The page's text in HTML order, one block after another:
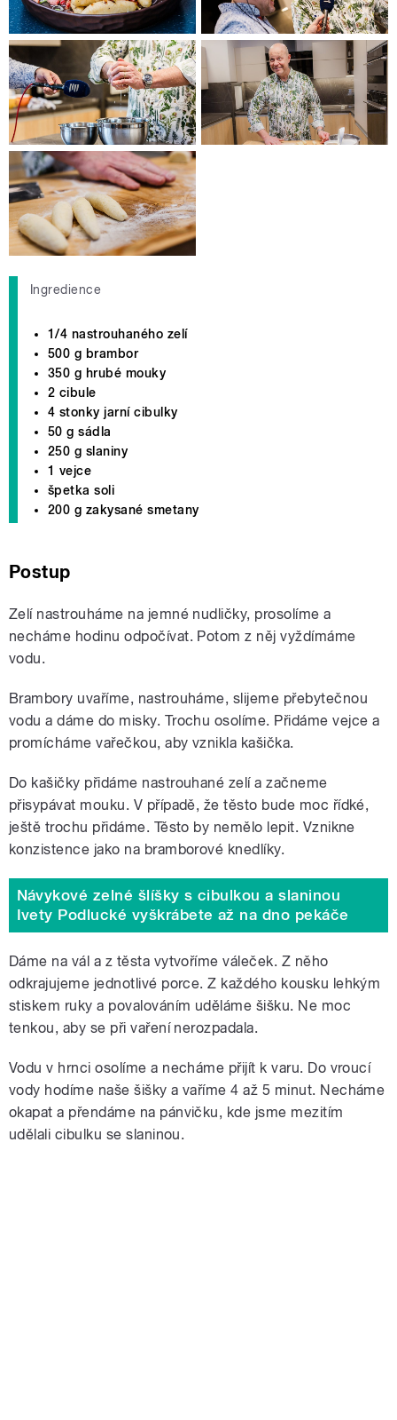
Ingredience
1/4 nastrouhaného zelí
500 g brambor
350 g hrubé mouky
2 cibule
4 stonky jarní cibulky
50 g sádla
250 g slaniny
1 vejce
špetka soli
200 g zakysané smetany
Postup
Zelí nastrouháme na jemné nudličky, prosolíme a
necháme hodinu odpočívat. Potom z něj vyždímáme
vodu.
Brambory uvaříme, nastrouháme, slijeme přebytečnou
vodu a dáme do misky. Trochu osolíme. Přidáme vejce a
promícháme vařečkou, aby vznikla kašička.
Do kašičky přidáme nastrouhané zelí a začneme
přisypávat mouku. V případě, že těsto bude moc řídké,
ještě trochu přidáme. Těsto by nemělo lepit. Vznikne
konzistence jako na bramborové knedlíky.
Návykové zelné šlíšky s cibulkou a slaninou
Ivety Podlucké vyškrábete až na dno pekáče
Dáme na vál a z těsta vytvoříme váleček. Z něho
odkrajujeme jednotlivé porce. Z každého kousku lehkým
stiskem ruky a povalováním uděláme šišku. Ne moc
tenkou, aby se při vaření nerozpadala.
Vodu v hrnci osolíme a necháme přijít k varu. Do vroucí
vody hodíme naše šišky a vaříme 4 až 5 minut. Necháme
okapat a přendáme na pánvičku, kde jsme mezitím
udělali cibulku se slaninou.